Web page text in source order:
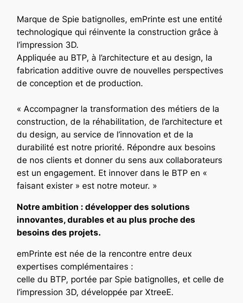
Marque de Spie batignolles, emPrinte est une entité
technologique qui réinvente la construction grâce à
l’impression 3D.
Appliquée au BTP, à l’architecture et au design, la
fabrication additive ouvre de nouvelles perspectives
de conception et de production.
« Accompagner la transformation des métiers de la
construction, de la réhabilitation, de l’architecture et
du design, au service de l’innovation et de la
durabilité est notre priorité. Répondre aux besoins
de nos clients et donner du sens aux collaborateurs
est un engagement. Et innover dans le BTP en «
faisant exister » est notre moteur. »
Notre ambition : développer des solutions
innovantes, durables et au plus proche des
besoins des projets.
emPrinte est née de la rencontre entre deux
expertises complémentaires :
celle du BTP, portée par Spie batignolles, et celle de
l’impression 3D, développée par XtreeE.